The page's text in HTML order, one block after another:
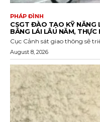
PHÁP ĐÌNH
CSGT ĐÀO TẠO KỸ NĂNG
BẰNG LÁI LÂU NĂM, THỰC
Cục Cảnh sát giao thông sẽ
August 8, 2026